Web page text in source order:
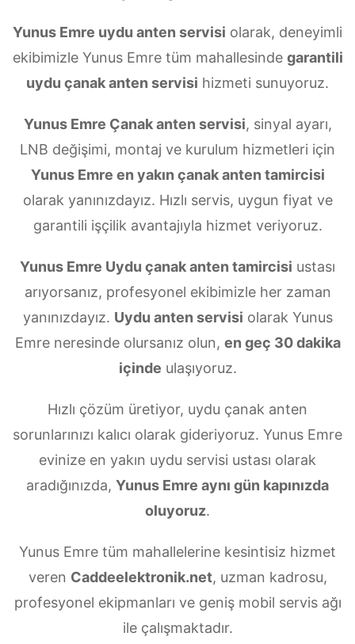
Yunus Emre uydu anten servisi olarak, deneyimli
ekibimizle Yunus Emre tüm mahallesinde garantili
uydu çanak anten servisi hizmeti sunuyoruz.
Yunus Emre Çanak anten servisi, sinyal ayarı,
LNB değişimi, montaj ve kurulum hizmetleri için
Yunus Emre en yakın çanak anten tamircisi
olarak yanınızdayız. Hızlı servis, uygun fiyat ve
garantili işçilik avantajıyla hizmet veriyoruz.
Yunus Emre Uydu çanak anten tamircisi ustası
arıyorsanız, profesyonel ekibimizle her zaman
yanınızdayız. Uydu anten servisi olarak Yunus
Emre neresinde olursanız olun, en geç 30 dakika
içinde ulaşıyoruz.
Hızlı çözüm üretiyor, uydu çanak anten
sorunlarınızı kalıcı olarak gideriyoruz. Yunus Emre
evinize en yakın uydu servisi ustası olarak
aradığınızda, Yunus Emre aynı gün kapınızda
oluyoruz.
Yunus Emre tüm mahallelerine kesintisiz hizmet
veren Caddeelektronik.net, uzman kadrosu,
profesyonel ekipmanları ve geniş mobil servis ağı
ile çalışmaktadır.